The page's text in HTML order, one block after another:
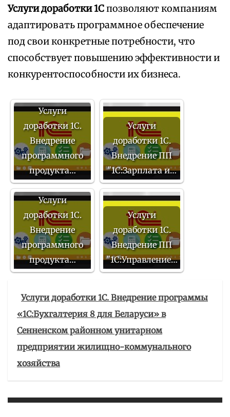
Услуги доработки 1Спозволяют компаниям
адаптировать программное обеспечение
под свои конкретные потребности, что
способствует повышению эффективности и
конкурентоспособности их бизнеса.
Услуги
доработки 1С.
Внедрение
программного
продукта…
Услуги
доработки 1С.
Внедрение ПП
"1С:Зарплата и…
Услуги
доработки 1С.
Внедрение
программного
продукта…
Услуги
доработки 1С.
Внедрение ПП
"1С:Управление…
Услуги доработки 1С. Внедрение программы
«1С:Бухгалтерия 8 для Беларуси» в
Сенненском районном унитарном
предприятии жилищно-коммунального
хозяйства